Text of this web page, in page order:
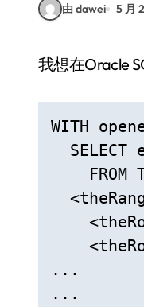
由 dawei 5 月
我想在
WITH
SELECT
FROM
...
...